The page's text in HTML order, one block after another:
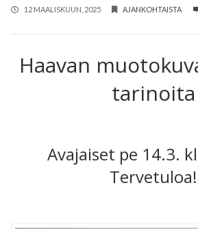
12 MAALISKUUN, 2025 AJANKOHTAISTA
Haavan
tarinoita
Avajaiset pe 14.3.
Tervetuloa!